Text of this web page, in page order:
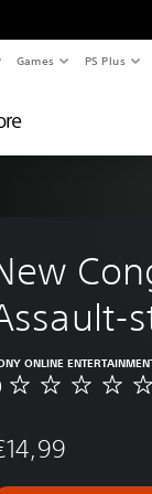
Games PS Plus
ONLINE